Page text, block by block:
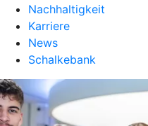
Nachhaltigkeit
Karriere
News
Schalkebank